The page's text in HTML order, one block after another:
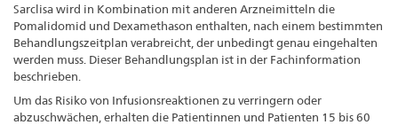
Sarclisa wird in Kombination mit anderen Arzneimitteln die
Pomalidomid und Dexamethason enthalten, nach einem bestimmten
Behandlungszeitplan verabreicht, der unbedingt genau eingehalten
werden muss. Dieser Behandlungsplan ist in der Fachinformation
beschrieben.
Um das Risiko von Infusionsreaktionen zu verringern oder
abzuschwächen, erhalten die Patientinnen und Patienten 15 bis 60